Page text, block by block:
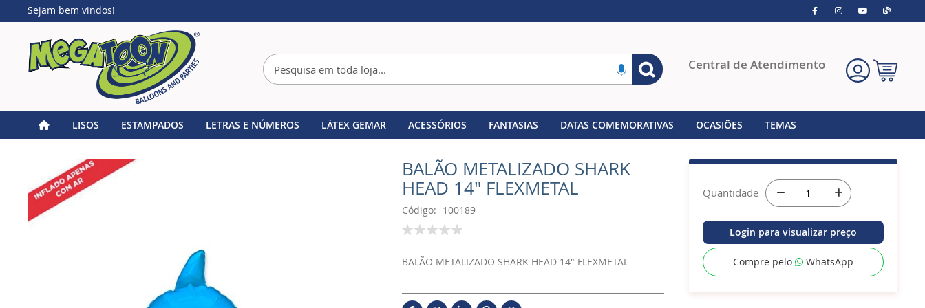
Sejam bem vindos!
Meu
Carrinho
Central de Atendimento
Pesquisa
LISOS ESTAMPADOS LETRAS E NÚMEROS LÁTEX GEMAR ACESSÓRIOS FANTASIAS DATAS COMEMORATIVAS OCASIÕES
TEMAS
BALÃO METALIZADO SHARK
HEAD 14" FLEXMETAL
Código
100189
Classificação:
BALÃO METALIZADO SHARK HEAD 14" FLEXMETAL
Quantidade
Login para visualizar preço
Compre pelo WhatsApp